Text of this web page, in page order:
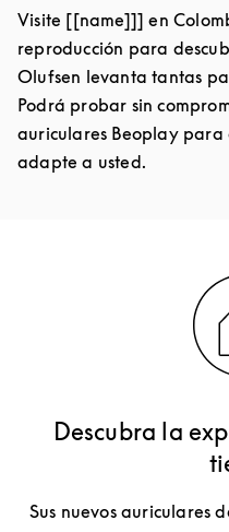
Visite [[name]]] en
reproducción para
Olufsen levanta tantas
Podrá probar sin
auriculares Beoplay para
adapte a usted.
Descubra la
Sus nuevos auriculares